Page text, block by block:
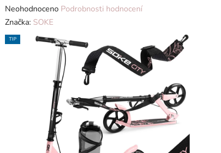
Průměrné
hodnocení
produktu
Neohodnoceno Podrobnosti hodnocení
Značka: SOKE
TIP